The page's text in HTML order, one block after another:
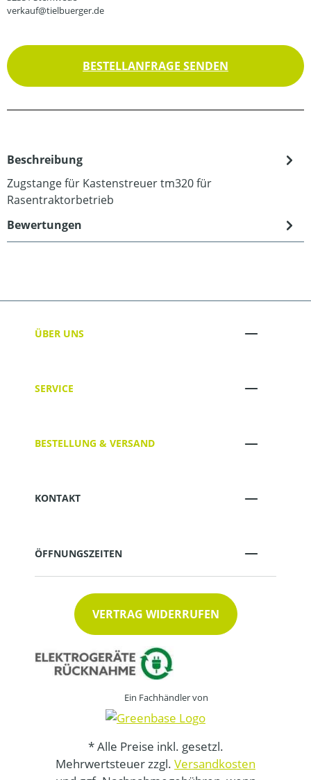
verkauf@tielbuerger.de
BESTELLANFRAGE SENDEN
Beschreibung
Zugstange für Kastenstreuer tm320 für
Rasentraktorbetrieb
Bewertungen
ÜBER UNS
SERVICE
BESTELLUNG & VERSAND
KONTAKT
ÖFFNUNGSZEITEN
VERTRAG WIDERRUFEN
Ein Fachhändler von
* Alle Preise inkl. gesetzl.
Mehrwertsteuer zzgl. Versandkosten